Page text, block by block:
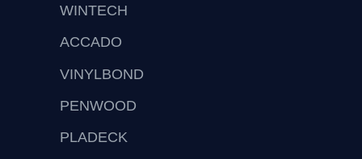
WINTECH
ACCADO
VINYLBOND
PENWOOD
PLADECK